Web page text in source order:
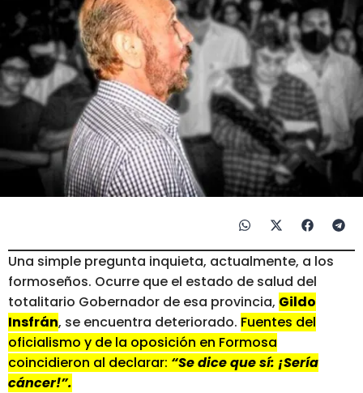
Una simple pregunta inquieta, actualmente, a los
formoseños. Ocurre que el estado de salud del
totalitario Gobernador de esa provincia, Gildo
Insfrán, se encuentra deteriorado. Fuentes del
oficialismo y de la oposición en Formosa
coincidieron al declarar: “Se dice que sí: ¡Sería
cáncer!”.